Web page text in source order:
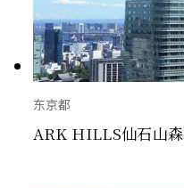
东京都
ARK HILLS仙石山